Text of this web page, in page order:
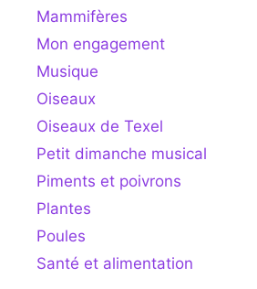
Mammifères
Mon engagement
Musique
Oiseaux
Oiseaux de Texel
Petit dimanche musical
Piments et poivrons
Plantes
Poules
Santé et alimentation